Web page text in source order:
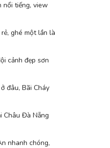
nổi tiếng, view
ghé một lần là
cảnh đẹp sơn
đâu, Bãi Cháy
Châu Đà Nẵng
nhanh chóng,